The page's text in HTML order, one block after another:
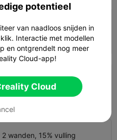
wanden, 15% vulling
 1 plates  15.59g
wanden, 15% vulling
31.71g
wanden, 15% vulling
potentieel
van naadloos snijden in
Interactie met modellen
en ontgrendelt nog meer
Cloud-app!
Cloud